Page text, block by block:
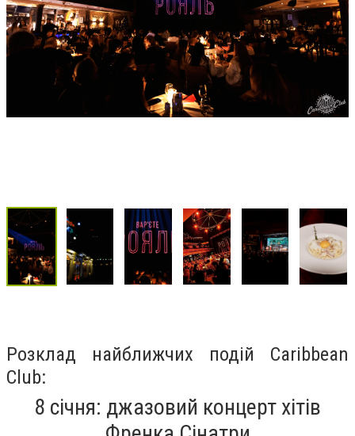
Розклад найближчих подій Сaribbean
Club:
8 січня: джазовий концерт хітів